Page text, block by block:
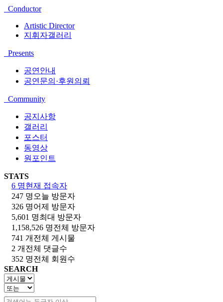
Conductor
Artistic Director
지휘자갤러리
Presents
공연안내
공연문의·후원의뢰
Community
공지사항
갤러리
포스터
동영상
원포인트
STATS
6 명현재 접속자
247 명오늘 방문자
326 명어제 방문자
5,601 명최대 방문자
1,158,526 명전체 방문자
741 개 전체 게시물
2 개 전체 댓글수
352 명전체 회원수
SEARCH